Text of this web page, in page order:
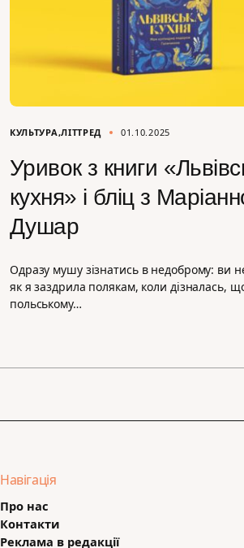
КУЛЬТУРА ЛІТТРЕД 01.10.2025
Уривок з книги
кухня» і бліц з
Душар
Одразу мушу зізнатись в недоброму: ви
як я заздрила полякам, коли дізналась,
польському…
Навігація
Про нас
Контакти
Реклама в редакції